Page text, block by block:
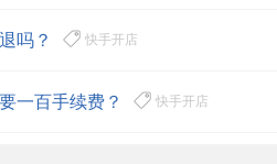
吗？ 快手开店
一百手续费？ 快手开店